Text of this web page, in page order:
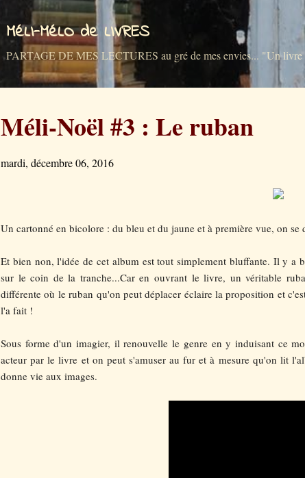
Accéder au
MéLI-MéLO de LIVRES
PARTAGE DE MES LECTURES au gré de mes envies... "Un livre
Méli-Noël #3 : Le ruban
mardi, décembre 06, 2016
Un cartonné en bicolore : du bleu et du jaune et à première vue, on
Et bien non, l'idée de cet album est tout simplement bluffante. Il y a
sur le coin de la tranche...Car en ouvrant le livre, un véritable
différente où le ruban qu'on peut déplacer éclaire la proposition et
l'a fait !
Sous forme d'un imagier, il renouvelle le genre en y induisant ce
acteur par le livre et on peut s'amuser au fur et à mesure qu'on lit
donne vie aux images.